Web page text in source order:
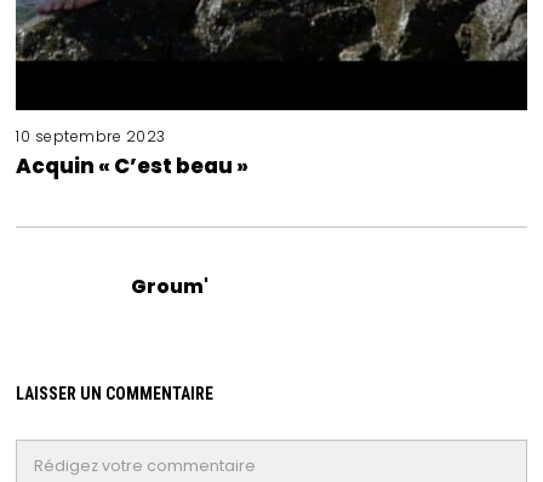
10 septembre 2023
Acquin « C’est beau »
Groum'
LAISSER UN COMMENTAIRE